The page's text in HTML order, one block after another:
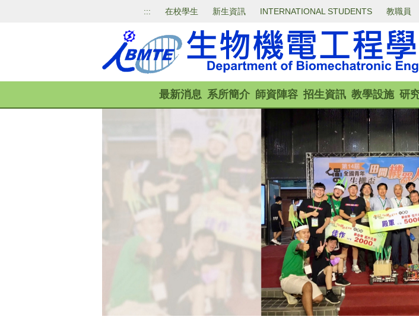
區
::: 在校學生 新生資訊 INTERNATIONAL STUDENTS 教職員
最新消息 系所簡介 師資陣容 招生資訊 教學設施 研